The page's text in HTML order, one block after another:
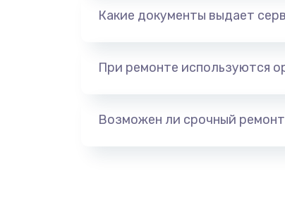
Какие документы выдает
При ремонте используются
Возможен ли срочный